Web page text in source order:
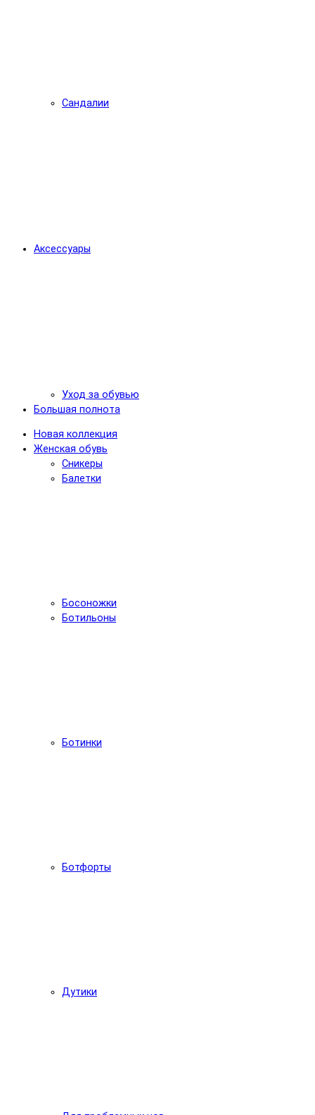
Сандалии
Аксессуары
Уход за обувью
Большая полнота
Новая коллекция
Женская обувь
Сникеры
Балетки
Босоножки
Ботильоны
Ботинки
Ботфорты
Дутики